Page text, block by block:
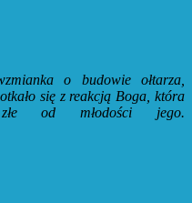
o budowie ołtarza,
się z reakcją Boga, która
od młodości jego.